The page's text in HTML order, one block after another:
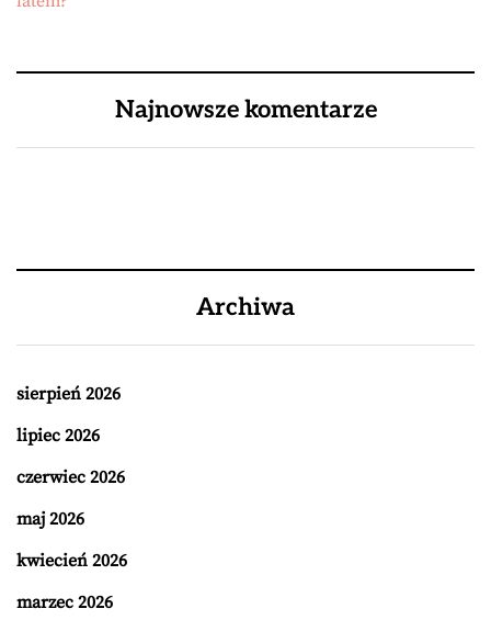
Najnowsze komentarze
Archiwa
sierpień 2026
lipiec 2026
czerwiec 2026
maj 2026
kwiecień 2026
marzec 2026